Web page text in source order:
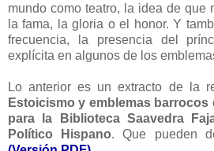
mundo como teatro, la idea de que
la fama, la gloria o el honor. Y
frecuencia, la presencia del
explícita en algunos de los
Lo anterior es un extracto de la
Estoicismo y emblemas barrocos
para la Biblioteca Saavedra
Político Hispano. Que pueden